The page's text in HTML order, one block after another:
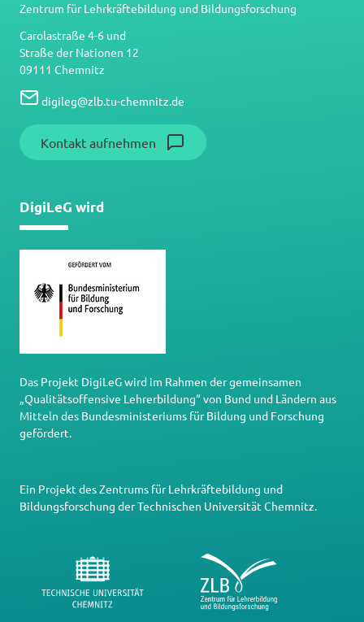
Zentrum für Lehrkräftebildung und Bildungsforschung
Carolastraße 4-6 und
Straße der Nationen 12
09111 Chemnitz
digileg@zlb.tu-chemnitz.de
Kontakt aufnehmen
DigiLeG wird
Das Projekt DigiLeG wird im Rahmen der gemeinsamen
„Qualitätsoffensive Lehrerbildung“ von Bund und Ländern aus
Mitteln des Bundesministeriums für Bildung und Forschung
gefördert.
Ein Projekt desZentrums für Lehrkräftebildung und
Bildungsforschung derTechnischen Universität Chemnitz.